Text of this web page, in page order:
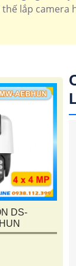
lắp camera
DS-